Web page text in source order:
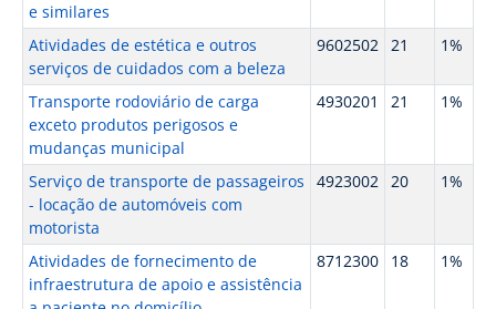
e similares
Atividades de estética e outros
serviços de cuidados com a beleza
9602502 21 1%
Transporte rodoviário de carga
exceto produtos perigosos e
mudanças municipal
4930201 21 1%
Serviço de transporte de passageiros
- locação de automóveis com
motorista
4923002 20 1%
Atividades de fornecimento de
infraestrutura de apoio e assistência
8712300 18 1%